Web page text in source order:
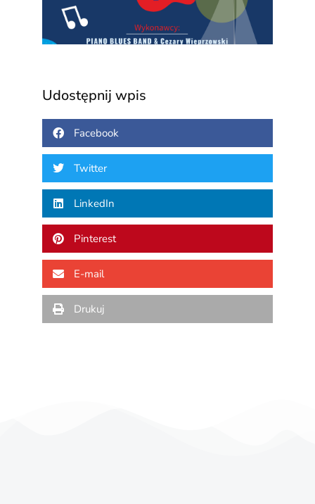
Udostępnij wpis
Facebook
Twitter
LinkedIn
Pinterest
E-mail
Drukuj